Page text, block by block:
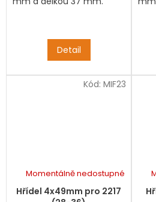
Detail
Hřídel 4x49mm pro 2217
Momentálně nedostupné
Kód: MIF23